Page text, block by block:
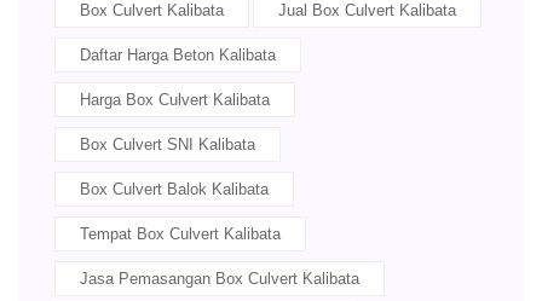
Box Culvert Kalibata Jual Box Culvert Kalibata
Daftar Harga Beton Kalibata
Harga Box Culvert Kalibata
Box Culvert SNI Kalibata
Box Culvert Balok Kalibata
Tempat Box Culvert Kalibata
Jasa Pemasangan Box Culvert Kalibata